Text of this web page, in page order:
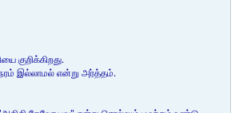
குறிக்கிறது.
இல்லாமல் என்று அர்த்தம்.